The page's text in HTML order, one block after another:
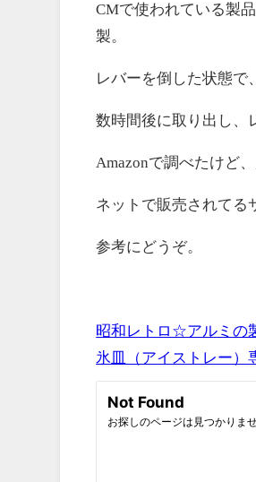
CMで使われている製
製。
レバーを倒した状態で
数時間後に取り出し、
Amazonで調べたけど
ネットで販売されてる
参考にどうぞ。
昭和レトロ☆アルミの
氷皿（アイストレー）